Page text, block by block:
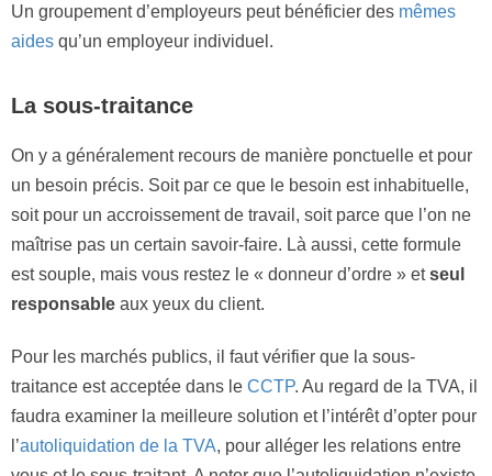
Un groupement d’employeurs peut bénéficier des mêmes
aides qu’un employeur individuel.
La sous-traitance
On y a généralement recours de manière ponctuelle et pour
un besoin précis. Soit par ce que le besoin est inhabituelle,
soit pour un accroissement de travail, soit parce que l’on ne
maîtrise pas un certain savoir-faire. Là aussi, cette formule
est souple, mais vous restez le « donneur d’ordre » etseul
responsable aux yeux du client.
Pour les marchés publics, il faut vérifier que la sous-
traitance est acceptée dans le CCTP. Au regard de la TVA, il
faudra examiner la meilleure solution et l’intérêt d’opter pour
l’autoliquidation de la TVA, pour alléger les relations entre